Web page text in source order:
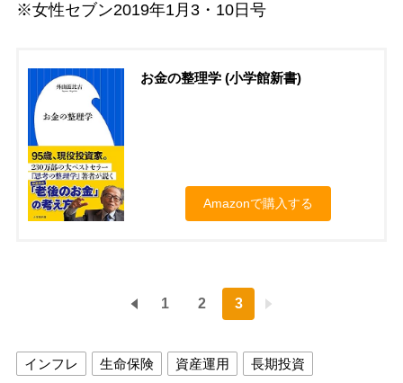
※女性セブン2019年1月3・10日号
お金の整理学 (小学館新書)
Amazonで購入する
1 2 3
インフレ 生命保険 資産運用 長期投資